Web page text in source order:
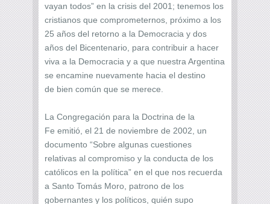
vayan todos” en la crisis del 2001; tenemos los
cristianos que comprometernos, próximo a los
25 años del retorno a la Democracia y dos
años del Bicentenario, para contribuir a hacer
viva a la Democracia y a que nuestra Argentina
se encamine nuevamente hacia el destino
de bien común que se merece.
La Congregación para la Doctrina de la
Fe emitió, el 21 de noviembre de 2002, un
documento “Sobre algunas cuestiones
relativas al compromiso y la conducta de los
católicos en la política” en el que nos recuerda
a Santo Tomás Moro, patrono de los
gobernantes y los políticos, quién supo